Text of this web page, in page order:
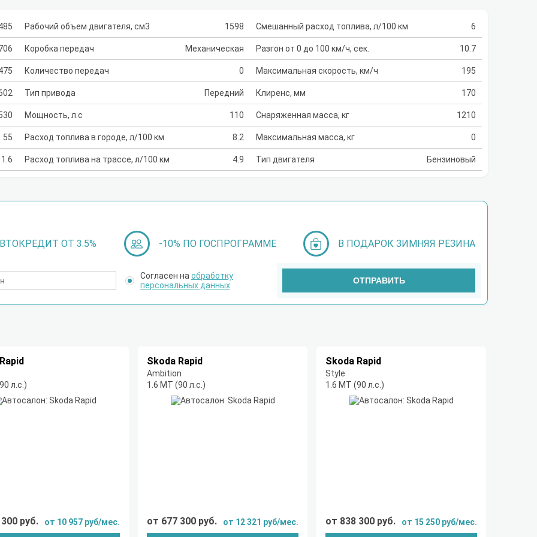
55
1.6
Рабочий объем двигателя, см3 1598
Коробка передач Механическая
Количество передач 0
Тип привода Передний
Мощность, л.с 110
Расход топлива в городе, л/100 км 8.2
Расход топлива на трассе, л/100 км 4.9
Смешанный расход топлива, л/100 км 6
Разгон от 0 до 100 км/ч, сек. 10.7
Максимальная скорость, км/ч 195
Клиренс, мм 170
Снаряженная масса, кг 1210
Максимальная масса, кг 0
Тип двигателя Бензиновый
ОТ 3.5% -10% ПО ГОСПРОГРАММЕ В ПОДАРОК ЗИМНЯЯ РЕЗИНА
Согласен на обработку
персональных данных
ОТПРАВИТЬ
л.с.)
руб. от 10 957 руб/мес.
Skoda Rapid
Ambition
1.6 MT (90 л.с.)
от 677 300 руб. от 12 321 руб/мес.
Skoda Rapid
Style
1.6 MT (90 л.с.)
от 838 300 руб. от 15 250 руб/мес.